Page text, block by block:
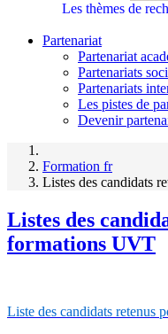
Les thèmes de
Partenariat
Partenariat
Partenariats
Partenariats
Les pistes de
Devenir
Formation fr
Listes des candidats
Listes des
formations UVT
Liste des candidats retenus